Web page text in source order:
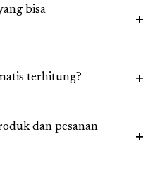
bisa
terhitung?
dan pesanan